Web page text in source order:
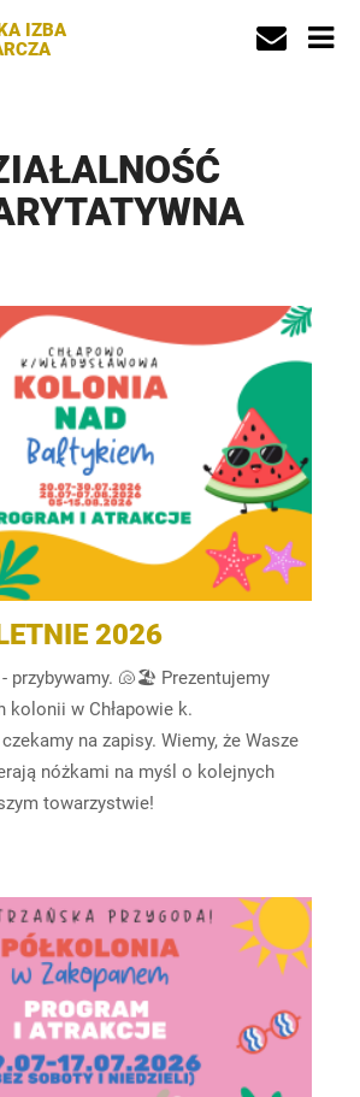
IZBA
2026
- przybywamy. 🐚🏖️ Prezentujemy
kolonii w Chłapowie k.
czekamy na zapisy. Wiemy, że Wasze
nóżkami na myśl o kolejnych
towarzystwie!